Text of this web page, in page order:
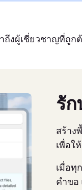
งผู้เชี่ยวชาญที่ถู
รั
สร้าง
เพื่อใ
เมื่อทุ
คำขอ